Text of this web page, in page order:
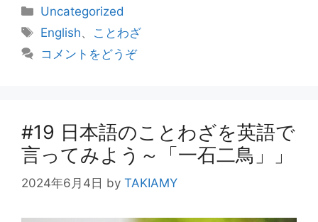
カ
テ
リ
Uncategorized
タ
English、 ことわざ
コメントをどうぞ
#19 日本語のことわざを英語で
言ってみよう～「一石二鳥」」
2024年6月4日 by TAKIAMY